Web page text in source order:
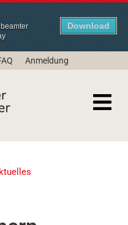
Download
Anmeldung